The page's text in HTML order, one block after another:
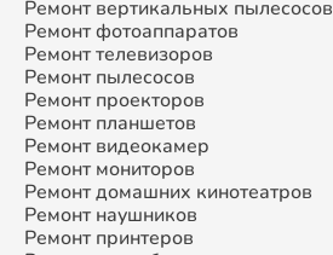
Ремонт сплит-систем
Ремонт вертикальных пылесосов
Ремонт фотоаппаратов
Ремонт телевизоров
Ремонт пылесосов
Ремонт проекторов
Ремонт планшетов
Ремонт видеокамер
Ремонт мониторов
Ремонт домашних кинотеатров
Ремонт наушников
Ремонт принтеров